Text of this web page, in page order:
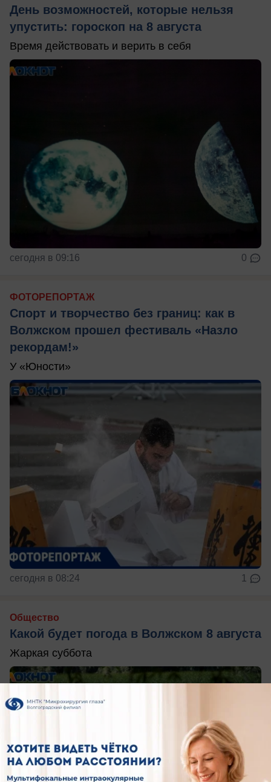
День возможностей, которые нельзя
упустить: гороскоп на 8 августа
Время действовать и верить в себя
сегодня в 09:16 0
ФОТОРЕПОРТАЖ
Спорт и творчество без границ: как в
Волжском прошел фестиваль «Назло
рекордам!»
У «Юности»
сегодня в 08:24 1
Общество
Какой будет погода в Волжском 8 августа
Жаркая суббота